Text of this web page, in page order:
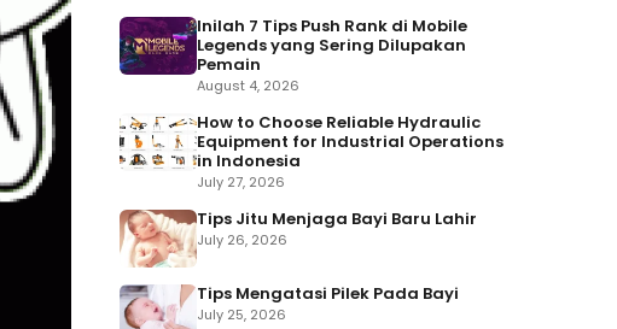
Inilah 7 Tips Push Rank di Mobile
Legends yang Sering Dilupakan
Pemain
August 4, 2026
How to Choose Reliable Hydraulic
Equipment for Industrial Operations
in Indonesia
July 27, 2026
Tips Jitu Menjaga Bayi Baru Lahir
July 26, 2026
Tips Mengatasi Pilek Pada Bayi
July 25, 2026